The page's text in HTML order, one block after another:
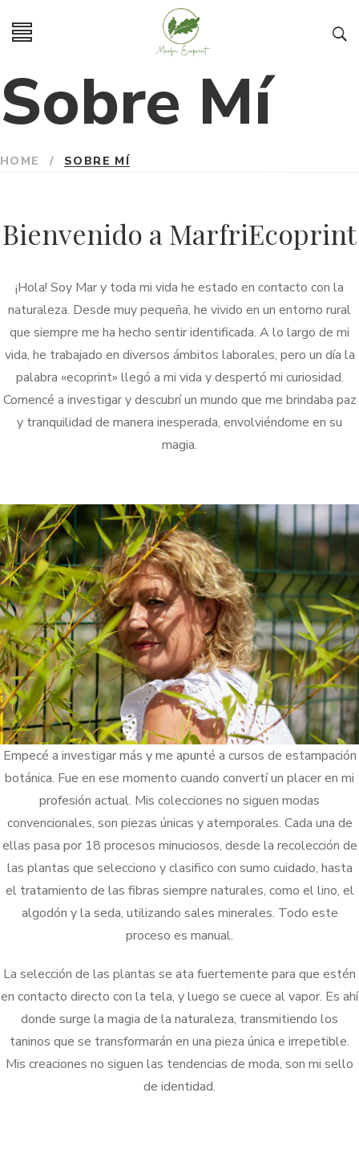
Sobre Mí
HOME / SOBRE MÍ
Bienvenido a MarfriEcoprint
¡Hola! Soy Mar y toda mi vida he estado en contacto con la
naturaleza. Desde muy pequeña, he vivido en un entorno rural
que siempre me ha hecho sentir identificada. A lo largo de mi
vida, he trabajado en diversos ámbitos laborales, pero un día la
palabra «ecoprint» llegó a mi vida y despertó mi curiosidad.
Comencé a investigar y descubrí un mundo que me brindaba paz
y tranquilidad de manera inesperada, envolviéndome en su
magia.
Empecé a investigar más y me apunté a cursos de estampación
botánica. Fue en ese momento cuando convertí un placer en mi
profesión actual. Mis colecciones no siguen modas
convencionales, son piezas únicas y atemporales. Cada una de
ellas pasa por 18 procesos minuciosos, desde la recolección de
las plantas que selecciono y clasifico con sumo cuidado, hasta
el tratamiento de las fibras siempre naturales, como el lino, el
algodón y la seda, utilizando sales minerales. Todo este
proceso es manual.
La selección de las plantas se ata fuertemente para que estén
en contacto directo con la tela, y luego se cuece al vapor. Es ahí
donde surge la magia de la naturaleza, transmitiendo los
taninos que se transformarán en una pieza única e irrepetible.
Mis creaciones no siguen las tendencias de moda, son mi sello
de identidad.